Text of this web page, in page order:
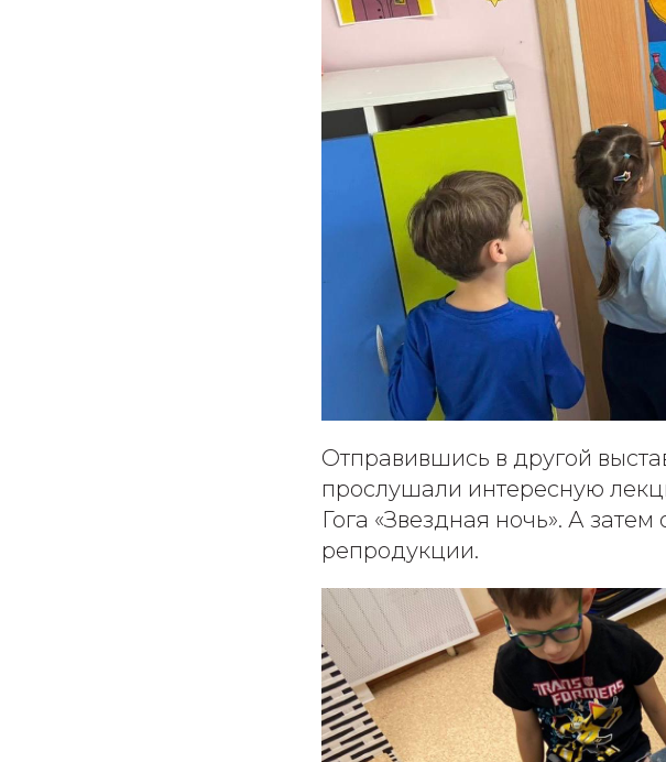
Отправившись в другой
прослушали интересную
Гога «Звездная ночь». А
репродукции.